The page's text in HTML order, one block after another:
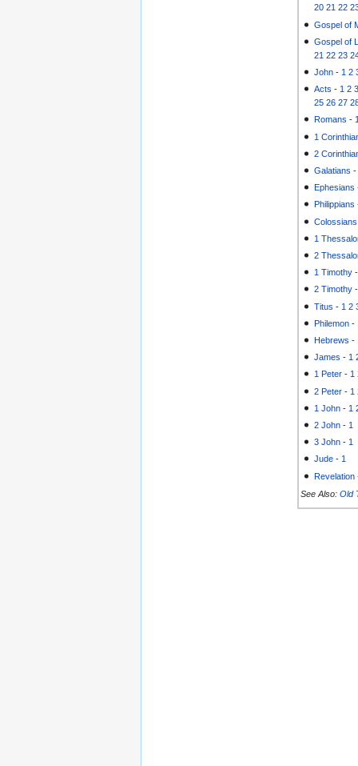
20 21 22
Gospel of
Gospel of
21 22 23
John - 1 2
Acts - 1 2
25 26 27
Romans -
1
2
Galatians
Ephesians
Philippians
Colossians
1
2
1 Timothy
2 Timothy
Titus - 1 2
Philemon -
Hebrews -
James - 1
1 Peter - 1
2 Peter - 1
1 John - 1
2 John - 1
3 John - 1
Jude - 1
Revelation
See Also: Old